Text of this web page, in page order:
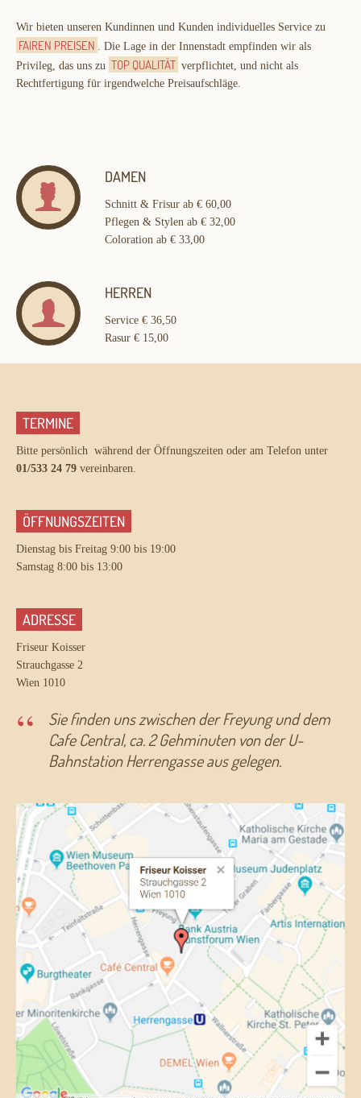
Wir bieten unseren Kundinnen und Kunden individuelles Service zu
FAIREN PREISEN . Die Lage in der Innenstadt empfinden wir als
Privileg, das uns zu TOP QUALITÄT verpflichtet, und nicht als
Rechtfertigung für irgendwelche Preisaufschläge.
DAMEN
Schnitt & Frisur ab € 60,00
Pflegen & Stylen ab € 32,00
Coloration ab € 33,00
HERREN
Service € 36,50
Rasur € 15,00
TERMINE
Bitte persönlich während der Öffnungszeiten oder am Telefon unter
01/533 24 79 vereinbaren.
ÖFFNUNGSZEITEN
Dienstag bis Freitag 9:00 bis 19:00
Samstag 8:00 bis 13:00
ADRESSE
Friseur Koisser
Strauchgasse 2
Wien 1010
Sie finden uns zwischen der Freyung und dem
Cafe Central, ca. 2 Gehminuten von der U-
Bahnstation Herrengasse aus gelegen.